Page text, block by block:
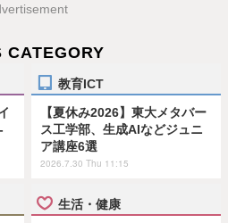
CATEGORY
教育ICT
【夏休み2026】東大メタバー
ス工学部、生成AIなどジュニ
ア講座6選
2026.7.30 Thu 11:15
生活・健康